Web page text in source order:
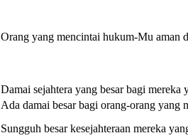
Orang yang mencintai hukum-Mu aman
Damai sejahtera yang besar bagi
Ada damai besar bagi orang-orang yang
Sungguh besar kesejahteraan mereka